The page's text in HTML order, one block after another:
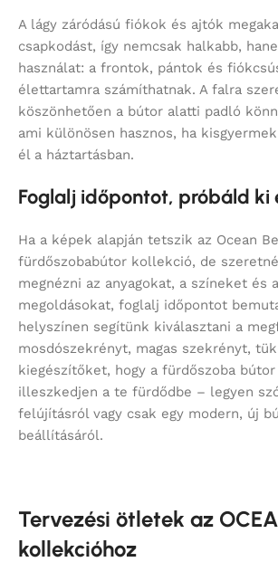
A lágy záródású fiókok és ajtók
csapkodást, így nemcsak halkabb,
használat: a frontok, pántok és
élettartamra számíthatnak. A falra
köszönhetően a bútor alatti padló
ami különösen hasznos, ha
él a háztartásban.
Foglalj időpontot, próbáld ki
Ha a képek alapján tetszik az Ocean
fürdőszobabútor kollekció, de
megnézni az anyagokat, a színeket és
megoldásokat, foglalj időpontot
helyszínen segítünk kiválasztani a
mosdószekrényt, magas szekrényt,
kiegészítőket, hogy a fürdőszoba
illeszkedjen a te fürdődbe – legyen
felújításról vagy csak egy modern, új
beállításáról.
Tervezési ötletek az
kollekcióhoz